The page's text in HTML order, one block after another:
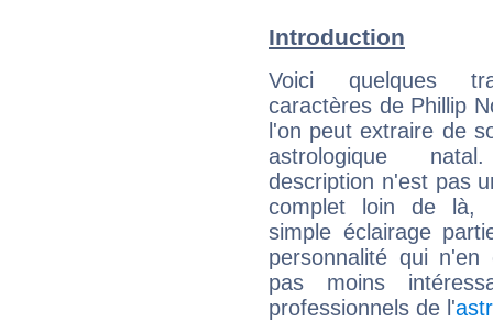
Introduction
Voici quelques
caractères de Phillip
l'on peut extraire de
astrologique
description n'est pas
complet loin de là,
simple éclairage
personnalité qui n'en
pas moins
professionnels de l'